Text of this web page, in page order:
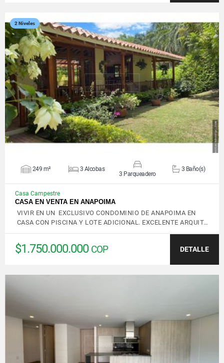
2 Niveles
VER DETALLES
249 m² 3 Alcobas
3 Parqueadero
3 Baño(s)
Casa Campestre
CASA EN VENTA EN ANAPOIMA
VIVIR EN UN EXCLUSIVO CONDOMINIO DE ANAPOIMA EN
CASA CON PISCINA Y LOTE ADICIONAL. EXCELENTE ARQUIT…
$1.750.000.000 COP DETALLE
VER DETALLES